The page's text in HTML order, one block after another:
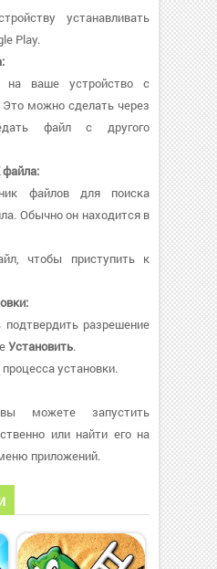
устанавливать
Play.
на ваше устройство с
Это можно сделать через
файл с другого
файла:
файлов для поиска
Обычно он находится в
чтобы приступить к
разрешение
Установить.
установки.
можете запустить
или найти его на
приложений.